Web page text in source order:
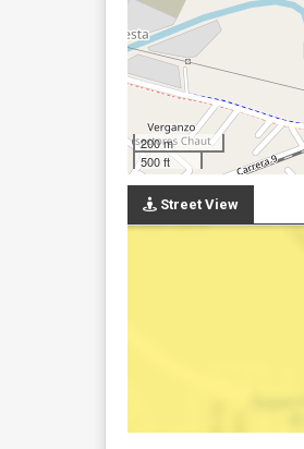
200 m
500 ft
Street View